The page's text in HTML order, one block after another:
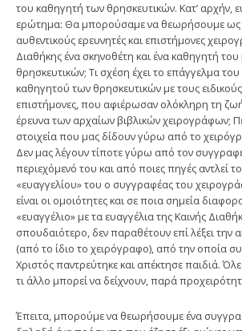
του καθηγητή των θρησκευτικών. Κατ’ αρχήν,
ερώτημα: Θα μπορούσαμε να θεωρήσουμε ως
αυθεντικούς ερευνητές και επιστήμονες
Διαθήκης ένα σκηνοθέτη και ένα καθηγητή
θρησκευτικών; Τι σχέση έχει το επάγγελμα
καθηγητού των θρησκευτικών με τους ειδικούς
επιστήμονες, που αφιέρωσαν ολόκληρη τη
έρευνα των αρχαίων βιβλικών χειρογράφων;
στοιχεία που μας δίδουν γύρω από το
Δεν μας λέγουν τίποτε γύρω από τον
περιεχόμενό του και από ποιες πηγές αντλεί
«ευαγγελίου» του ο συγγραφέας του
είναι οι ομοιότητες και σε ποια σημεία
«ευαγγέλιο» με τα ευαγγέλια της Καινής
σπουδαιότερο, δεν παραθέτουν επί λέξει την
(από το ίδιο το χειρόγραφο), από την οποία
Χριστός παντρεύτηκε και απέκτησε παιδιά.
τι άλλο μπορεί να δείχνουν, παρά
Έπειτα, μπορούμε να θεωρήσουμε ένα